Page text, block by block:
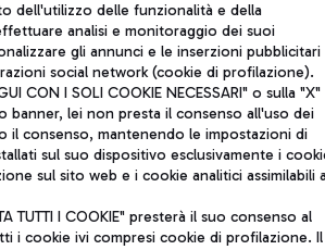
dell'utilizzo delle funzionalità e della
analisi e monitoraggio dei suoi
gli annunci e le inserzioni pubblicitari
social network (cookie di profilazione).
CON I SOLI COOKIE NECESSARI" o sulla "X"
banner, lei non presta il consenso all'uso dei
il consenso, mantenendo le impostazioni di
sul suo dispositivo esclusivamente i
sul sito web e i cookie analitici assimilabili
TUTTI I COOKIE" presterà il suo consenso al
i cookie ivi compresi cookie di profilazione. Il